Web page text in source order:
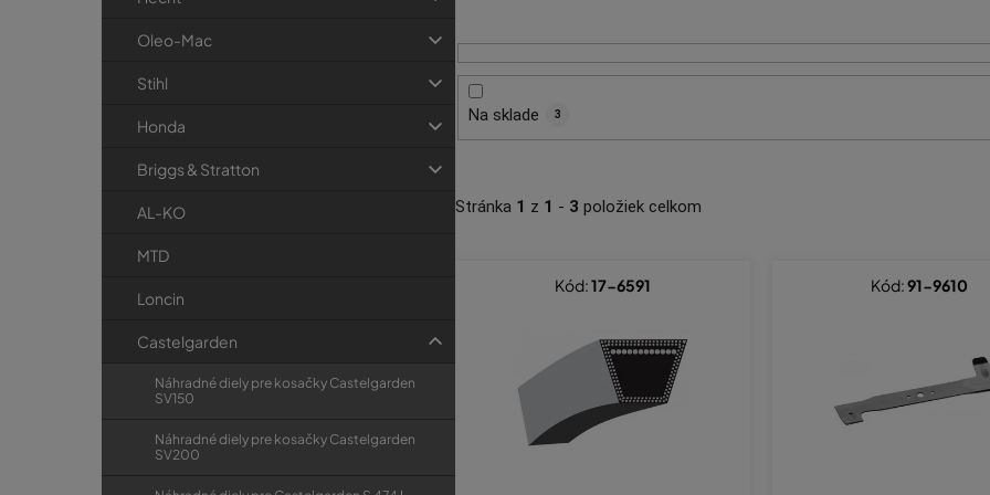
Oleo-Mac
Stihl
Honda
Briggs & Stratton
AL-KO
MTD
Loncin
Castelgarden
Náhradné diely pre kosačky Castelgarden
SV150
Náhradné diely pre kosačky Castelgarden
SV200
Stránka 1 z 1 - 3 položiek celkom
Na sklade 3
s
p
o
k
Kód:17-6591 Kód:91-9610